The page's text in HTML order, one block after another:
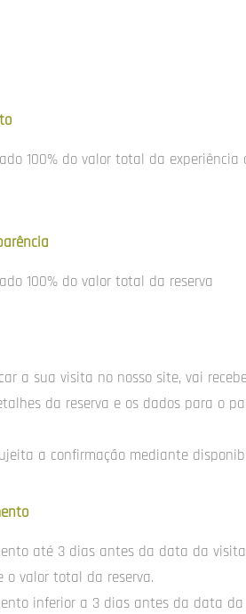
100% do valor total da
100% do valor total da reserva
a sua visita no nosso site, vai
da reserva e os dados para o
a confirmação mediante
até 3 dias antes da data da
o valor total da reserva.
inferior a 3 dias antes da data da